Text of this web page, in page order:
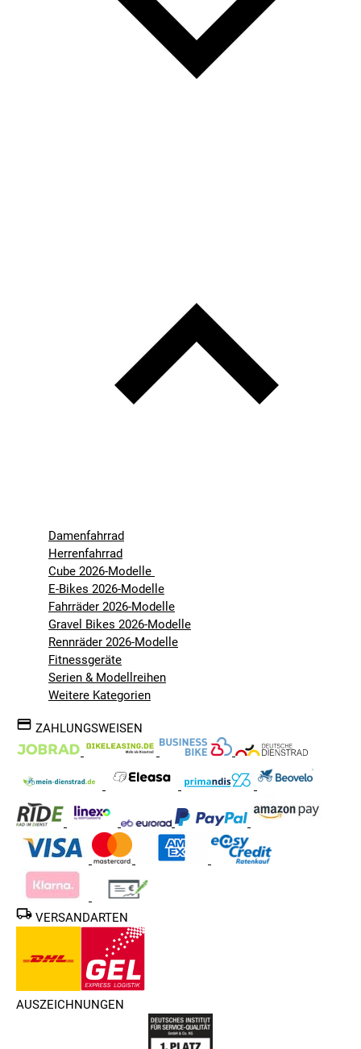
Damenfahrrad
Herrenfahrrad
Cube 2026-Modelle
E-Bikes 2026-Modelle
Fahrräder 2026-Modelle
Gravel Bikes 2026-Modelle
Rennräder 2026-Modelle
Fitnessgeräte
Serien & Modellreihen
Weitere Kategorien
ZAHLUNGSWEISEN
VERSANDARTEN
AUSZEICHNUNGEN